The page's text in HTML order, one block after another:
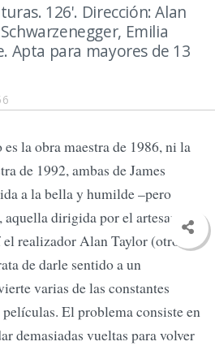
126'. Dirección: Alan
Emilia
Apta para mayores de 13
la obra maestra de 1986, ni la
de 1992, ambas de James
a la bella y humilde –pero
dirigida por el artesano
realizador Alan Taylor (otro
de darle sentido a un
varias de las constantes
El problema consiste en
demasiadas vueltas para volver